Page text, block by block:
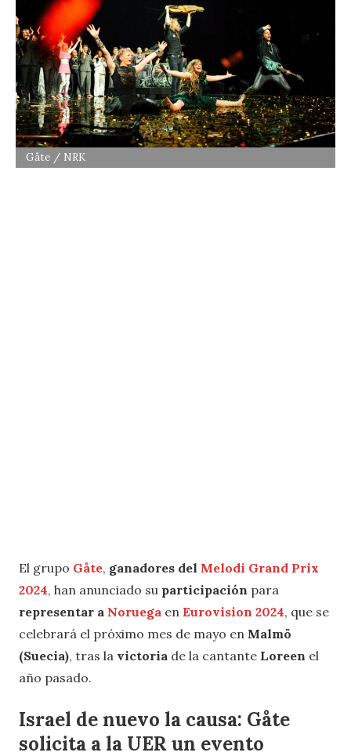
Gåte / NRK
El grupo Gåte, ganadores del Melodi Grand Prix
2024, han anunciado su participación para
representar a Noruega en Eurovision 2024, que se
celebrará el próximo mes de mayo en Malmö
(Suecia), tras la victoria de la cantante Loreen el
año pasado.
Israel de nuevo la causa: Gåte
solicita a la UER un evento